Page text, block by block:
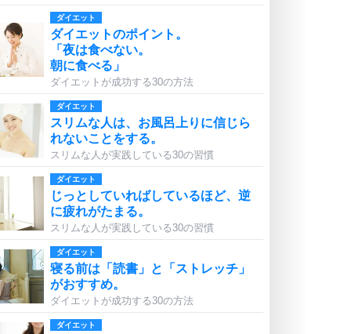
ダイエット
ダイエットのポイント。
「夜は食べない。
朝に食べる」
ダイエットが成功する30の方法
ダイエット
スリムな人は、お風呂上りに信じら
れないことをする。
スリムな人が実践している30の習慣
ダイエット
じっとしていればしているほど、逆
に疲れがたまる。
スリムな人が実践している30の習慣
ダイエット
寝る前は「読書」と「ストレッチ」
がおすすめ。
ダイエットが成功する30の方法
ダイエット